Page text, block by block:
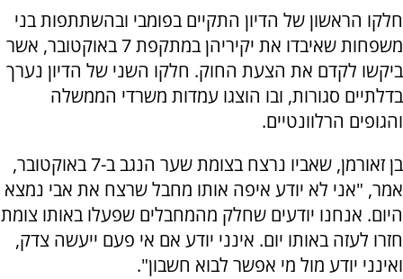
חלקו הראשון של הדיון התקיים בפומבי ובהשתתפות בני
משפחות שאיבדו את יקיריהן במתקפת 7 באוקטובר, אשר
ביקשו לקדם את הצעת החוק. חלקו השני של הדיון נערך
בדלתיים סגורות, ובו הוצגו עמדות משרדי הממשלה
והגופים הרלוונטיים.
בן זאורמן, שאביו נרצח בצומת שער הנגב ב-7 באוקטובר,
אמר, "אני לא יודע איפה אותו מחבל שרצח את אבי נמצא
היום. אנחנו יודעים שחלק מהמחבלים שפעלו באותו צומת
חזרו לעזה באותו יום. אינני יודע אם אי פעם ייעשה צדק,
ואינני יודע מול מי אפשר לבוא חשבון".